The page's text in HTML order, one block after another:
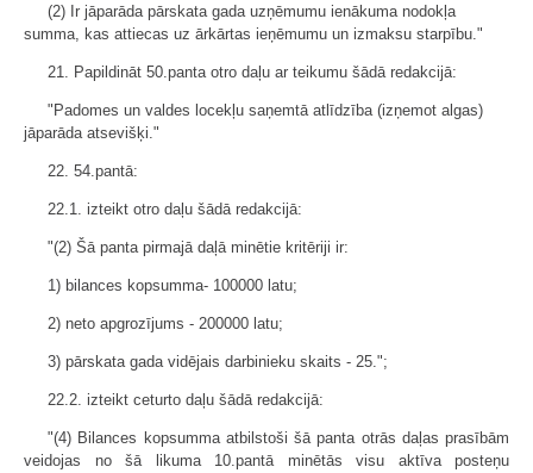
(2) Ir jāparāda pārskata gada uzņēmumu ienākuma nodokļa
summa, kas attiecas uz ārkārtas ieņēmumu un izmaksu starpību."
21. Papildināt 50.panta otro daļu ar teikumu šādā redakcijā:
"Padomes un valdes locekļu saņemtā atlīdzība (izņemot algas)
jāparāda atsevišķi."
22. 54.pantā:
22.1. izteikt otro daļu šādā redakcijā:
"(2) Šā panta pirmajā daļā minētie kritēriji ir:
1) bilances kopsumma- 100000 latu;
2) neto apgrozījums - 200000 latu;
3) pārskata gada vidējais darbinieku skaits - 25.";
22.2. izteikt ceturto daļu šādā redakcijā:
"(4) Bilances kopsumma atbilstoši šā panta otrās daļas prasībām
veidojas no šā likuma 10.pantā minētās visu aktīva posteņu